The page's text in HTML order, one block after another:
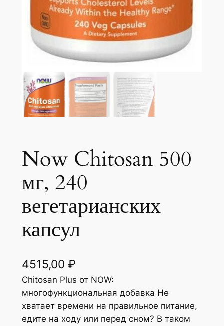
Now Chitosan 500
мг, 240
вегетарианских
капсул
4515,00 ₽
Chitosan Plus от NOW:
многофункциональная добавка Не
хватает времени на правильное питание,
едите на ходу или перед сном? В таком